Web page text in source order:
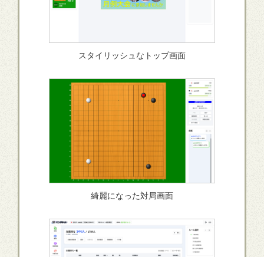
スタイリッシュなトップ画面
綺麗になった対局画面